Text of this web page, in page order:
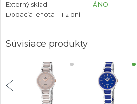
Externý sklad
ÁNO
Dodacia lehota:
1-2 dni
Súvisiace produkty